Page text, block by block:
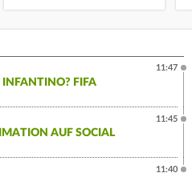
FIFA
11:47
AUF SOCIAL
11:45
11:40